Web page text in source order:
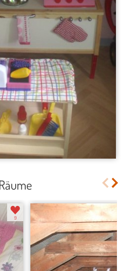
9